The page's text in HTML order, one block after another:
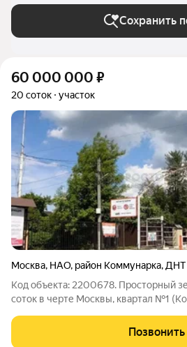
Сохранить
60 000 000 ₽
20 соток участок
Москва, НАО, район Коммунарка, ДНТ
Код объекта: 2200678. Просторный
соток в черте Москвы, квартал №1
городскими удобствами и быстрым
инфраструктуре столицы. Главное
Позвонить